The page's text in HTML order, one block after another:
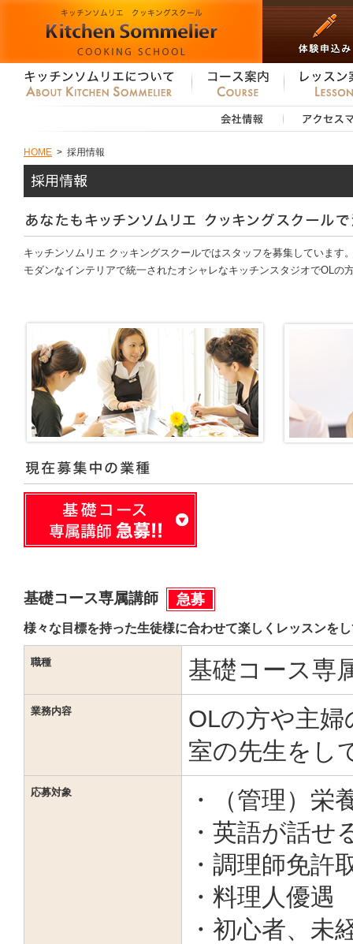
HOME > 採用情報
キッチンソムリエ クッキングスクールではスタッフを募集しています
モダンなインテリアで統一されたオシャレなキッチンスタジオでOL
基礎コース専属講師 急募
様々な目標を持った生徒様に合わせて楽しくレッスンを
職種 基礎コース専
業務内容
OLの方や主
室の先生をし
応募対象
・（管理）栄
・英語が話せ
・調理師免許
・料理人優遇
・初心者、未